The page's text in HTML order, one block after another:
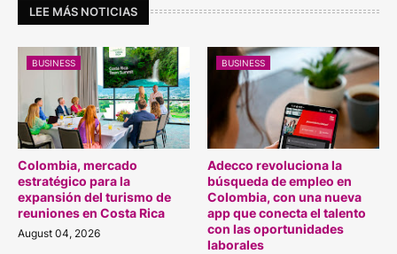
LEE MÁS NOTICIAS
BUSINESS
Colombia, mercado
estratégico para la
expansión del turismo de
reuniones en Costa Rica
August 04, 2026
BUSINESS
Adecco revoluciona la
búsqueda de empleo en
Colombia, con una nueva
app que conecta el talento
con las oportunidades
laborales